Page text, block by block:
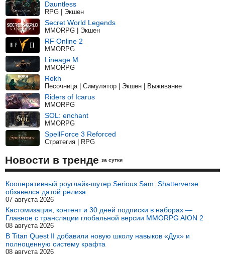
Dauntless
RPG | Экшен
Secret World Legends
MMORPG | Экшен
RF Online 2
MMORPG
Lineage M
MMORPG
Rokh
Песочница | Симулятор | Экшен | Выживание
Riders of Icarus
MMORPG
SOL: enchant
MMORPG
SpellForce 3 Reforced
Стратегия | RPG
Новости в тренде за сутки
Кооперативный роуглайк-шутер Serious Sam: Shatterverse
обзавелся датой релиза
07 августа 2026
Кастомизация, контент и 30 дней подписки в наборах —
Главное с трансляции глобальной версии MMORPG AION 2
08 августа 2026
В Titan Quest II добавили новую школу навыков «Дух» и
полноценную систему крафта
08 августа 2026